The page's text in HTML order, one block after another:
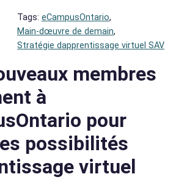
Tags: eCampusOntario,
Main-dœuvre de demain,
Stratégie dapprentissage virtuel SAV
membres
à
pour
possibilités
virtuel